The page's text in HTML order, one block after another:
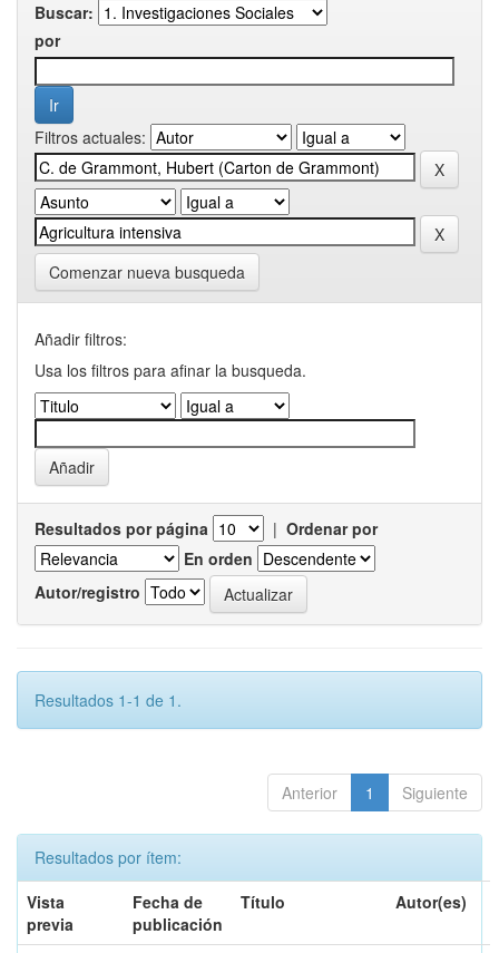
Buscar:
por
Filtros actuales:
Comenzar nueva busqueda
Añadir filtros:
Usa los filtros para afinar la busqueda.
Resultados por página | Ordenar por
En orden
Autor/registro
Resultados 1-1 de 1.
Anterior 1 Siguiente
Resultados por ítem:
Vista
previa
Fecha de
publicación
Título Autor(es)